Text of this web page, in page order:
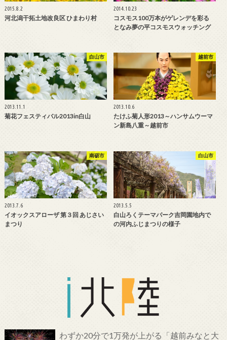
2015.8.2
河北潟干拓土地改良区 ひまわり村
2014.10.23
コスモス100万本がゲレンデを彩る
となみ夢の平コスモスウォッチング
白山市
2013.11.1
菊花フェスティバル2013in白山
越前市
2013.10.6
たけふ菊人形2013～ハンサムウーマ
ン新島八重～越前市
南砺市
2013.7.6
イオックスアローザ 第３回 あじさい
まつり
白山市
2013.5.5
白山ろくテーマパーク吉岡園地内で
の河内ふじまつりの様子
わずか20分で1万発が上がる「越前みなと大